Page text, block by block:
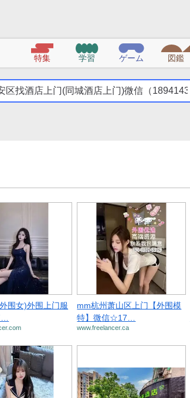
特集 学習 ゲーム 図鑑
围女)外围上门服
mm杭州萧山区上门【外围模
特】微信☆17…
www.freelancer.ca